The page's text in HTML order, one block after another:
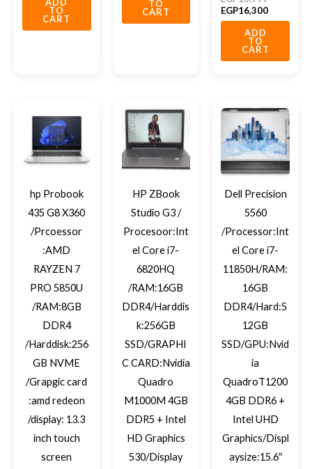
ADD
TO
CART
TO
CART
EGP16,300
ADD
TO
CART
hp Probook
435 G8 X360
/Prcoessor
:AMD
RAYZEN 7
PRO 5850U
/RAM:8GB
DDR4
/Harddisk:256
GB NVME
/Grapgic card
:amd redeon
/display: 13.3
inch touch
screen
HP ZBook
Studio G3 /
Procesoor:Int
el Core i7-
6820HQ
/RAM:16GB
DDR4/Harddis
k:256GB
SSD/GRAPHI
C CARD:Nvidia
Quadro
M1000M 4GB
DDR5 + Intel
HD Graphics
530/Display
Dell Precision
5560
/Processor:Int
el Core i7-
11850H/RAM:
16GB
DDR4/Hard:5
12GB
SSD/GPU:Nvid
ia
QuadroT1200
4GB DDR6 +
Intel UHD
Graphics/Displ
aysize:15.6″